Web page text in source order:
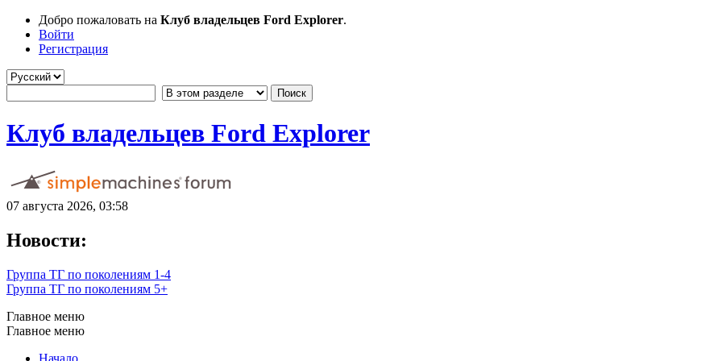
Добро пожаловать на Клуб владельцев Ford Explorer.
Войти
Регистрация
Клуб владельцев Ford Explorer
07 августа 2026, 03:58
Новости:
Группа ТГ по поколениям 1-4
Группа ТГ по поколениям 5+
Главное меню
Главное меню
Начало